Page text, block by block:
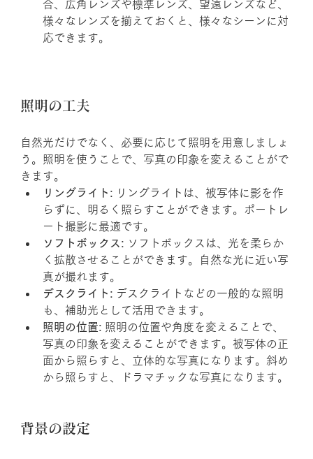
合、広角レンズや標準レンズ、望遠レンズなど、
様々なレンズを揃えておくと、様々なシーンに対
応できます。
照明の工夫
自然光だけでなく、必要に応じて照明を用意しましょ
う。照明を使うことで、写真の印象を変えることがで
きます。
リングライト: リングライトは、被写体に影を作
らずに、明るく照らすことができます。ポートレ
ート撮影に最適です。
ソフトボックス: ソフトボックスは、光を柔らか
く拡散させることができます。自然な光に近い写
真が撮れます。
デスクライト: デスクライトなどの一般的な照明
も、補助光として活用できます。
照明の位置: 照明の位置や角度を変えることで、
写真の印象を変えることができます。被写体の正
面から照らすと、立体的な写真になります。斜め
から照らすと、ドラマチックな写真になります。
背景の設定